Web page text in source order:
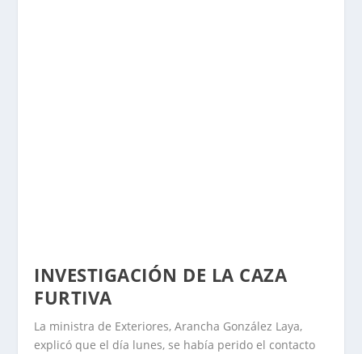
INVESTIGACIÓN DE LA CAZA
FURTIVA
La ministra de Exteriores, Arancha González Laya,
explicó que el día lunes, se había perido el contacto